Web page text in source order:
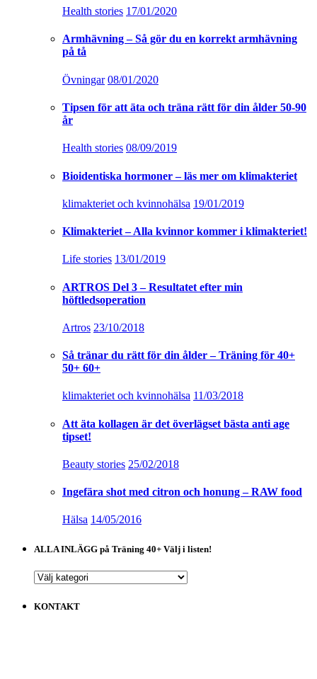
Health stories 17/01/2020
Armhävning – Så gör du en korrekt armhävning
på tå
Övningar 08/01/2020
Tipsen för att äta och träna rätt för din ålder 50-90
år
Health stories 08/09/2019
Bioidentiska hormoner – läs mer om klimakteriet
klimakteriet och kvinnohälsa 19/01/2019
Klimakteriet – Alla kvinnor kommer i klimakteriet!
Life stories 13/01/2019
ARTROS Del 3 – Resultatet efter min
höftledsoperation
Artros 23/10/2018
Så tränar du rätt för din ålder – Träning för 40+
50+ 60+
klimakteriet och kvinnohälsa 11/03/2018
Att äta kollagen är det överlägset bästa anti age
tipset!
Beauty stories 25/02/2018
Ingefära shot med citron och honung – RAW food
Hälsa 14/05/2016
ALLA INLÄGG på Träning 40+ Välj i listen!
ALLA
på
KONTAKT